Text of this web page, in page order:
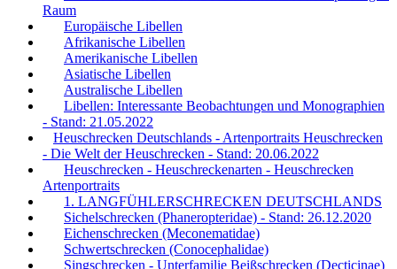
Raum
Europäische Libellen
Afrikanische Libellen
Amerikanische Libellen
Asiatische Libellen
Australische Libellen
Libellen: Interessante Beobachtungen und Monographien
- Stand: 21.05.2022
Heuschrecken Deutschlands - Artenportraits Heuschrecken
- Die Welt der Heuschrecken - Stand: 20.06.2022
Heuschrecken - Heuschreckenarten - Heuschrecken
Artenportraits
1. LANGFÜHLERSCHRECKEN DEUTSCHLANDS
Sichelschrecken (Phaneropteridae) - Stand: 26.12.2020
Eichenschrecken (Meconematidae)
Schwertschrecken (Conocephalidae)
Singschrecken - Unterfamilie Beißschrecken (Decticinae)